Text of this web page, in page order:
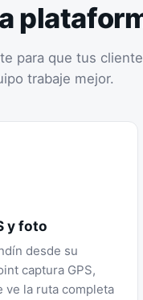
para que tus
trabaje mejor.
y foto
desde su
captura GPS,
ve la ruta completa